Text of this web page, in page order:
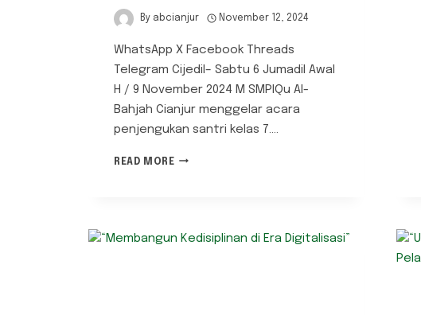
By abcianjur November 12, 2024
WhatsApp X Facebook Threads
Telegram Cijedil– Sabtu 6 Jumadil Awal
H / 9 November 2024 M SMPIQu Al-
Bahjah Cianjur menggelar acara
penjengukan santri kelas 7….
READ MORE PENJENGUKAN
SMPIQU